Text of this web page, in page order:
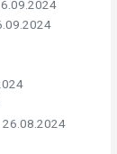
26.08.2024